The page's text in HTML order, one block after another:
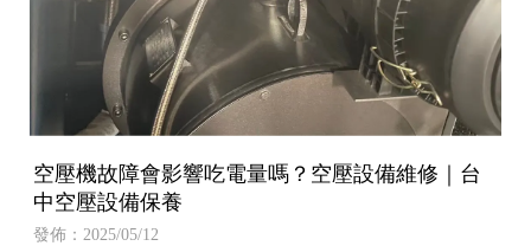
空壓機故障會影響吃電量嗎？空壓設備維修｜台
中空壓設備保養
發佈：2025/05/12